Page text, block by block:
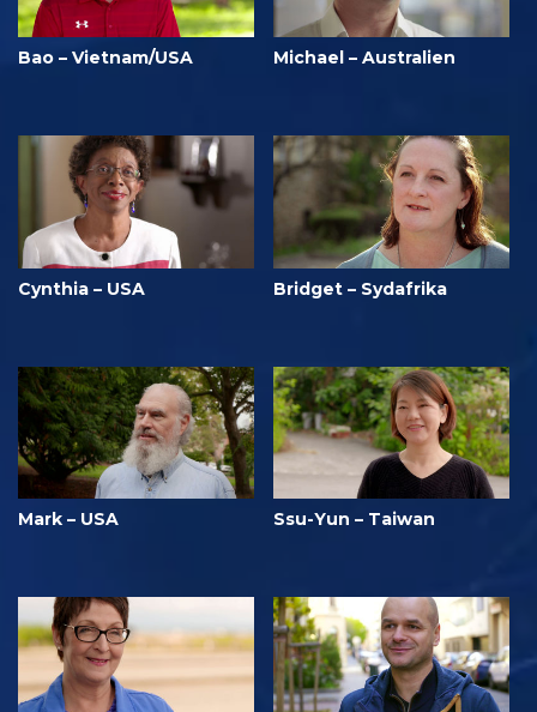
Bao – Vietnam/USA Michael – Australien
Cynthia – USA Bridget – Sydafrika
Mark – USA Ssu-Yun – Taiwan